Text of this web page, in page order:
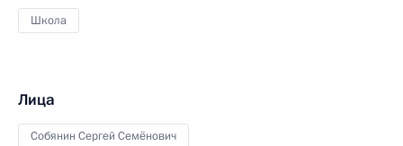
Школа
Лица
Собянин Сергей Семёнович